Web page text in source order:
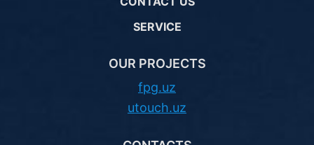
SERVICE
OUR PROJECTS
fpg.uz
utouch.uz